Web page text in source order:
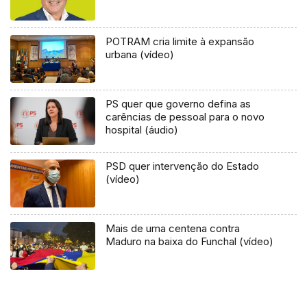
POTRAM cria limite à expansão
urbana (vídeo)
PS quer que governo defina as
carências de pessoal para o novo
hospital (áudio)
PSD quer intervenção do Estado
(vídeo)
Mais de uma centena contra
Maduro na baixa do Funchal (vídeo)